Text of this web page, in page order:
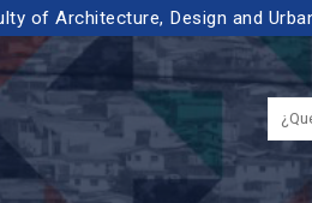
of Architecture, Design and